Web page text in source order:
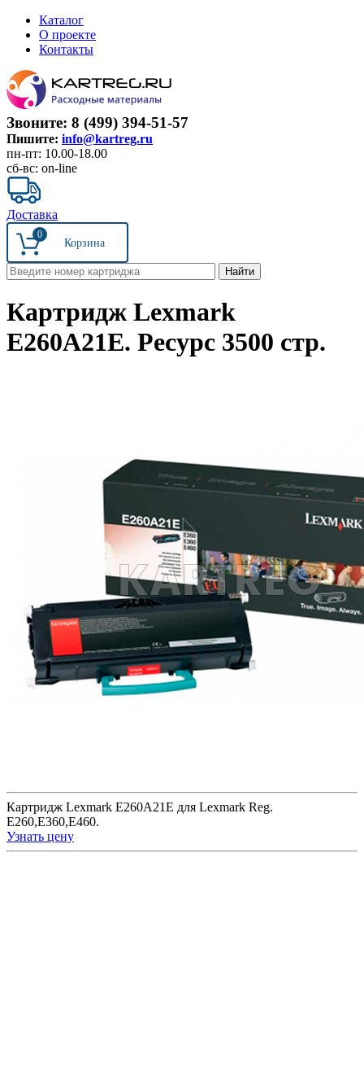
Каталог
О проекте
Контакты
Звоните: 8 (499) 394-51-57
Пишите: info@kartreg.ru
пн-пт: 10.00-18.00
сб-вс: on-line
Доставка
0
Картридж Lexmark
E260A21E. Ресурс 3500 стр.
Картридж Lexmark E260A21E для Lexmark Reg.
E260,E360,E460.
Узнать цену